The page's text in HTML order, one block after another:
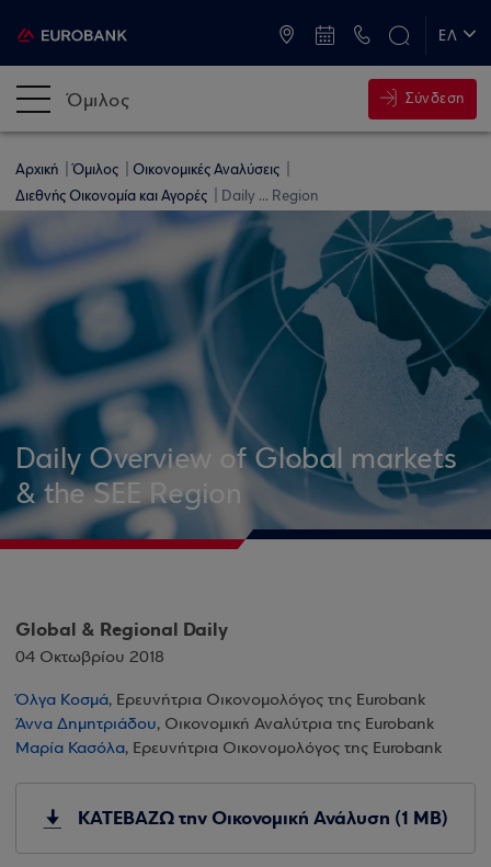
ΕΛ
Όμιλος Σύνδεση
Αρχική Όμιλος
Οικονομικές Αναλύσεις
Διεθνής Οικονομία και Αγορές
Daily ... Region
Daily Overview of Global markets
& the SEE Region
Global & Regional Daily
04 Οκτωβρίου 2018
Όλγα Κοσμά, Ερευνήτρια Οικονομολόγος της Eurobank
Άννα Δημητριάδου, Οικονομική Αναλύτρια της Eurobank
Μαρία Κασόλα, Ερευνήτρια Οικονομολόγος της Eurobank
ΚΑΤΕΒΑΖΩ την Οικονομική Ανάλυση (1 MB)